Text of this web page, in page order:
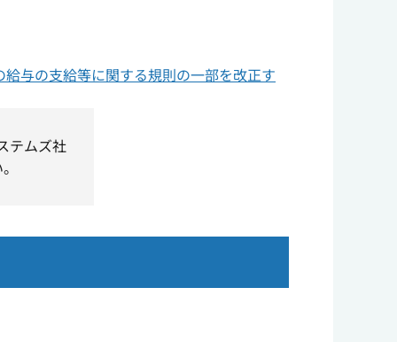
与の支給等に関する規則の一部を改正す
テムズ社